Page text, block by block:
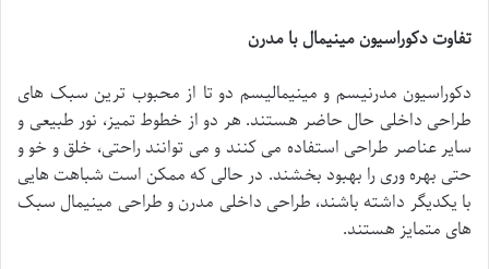
تفاوت دکوراسیون مینیمال با مدرن
دکوراسیون مدرنیسم و ​​مینیمالیسم دو تا از محبوب ترین سبک های
طراحی داخلی حال حاضر هستند. هر دو از خطوط تمیز، نور طبیعی و
سایر عناصر طراحی استفاده می کنند و می توانند راحتی، خلق و خو و
حتی بهره وری را بهبود بخشند. در حالی که ممکن است شباهت هایی
با یکدیگر داشته باشند، طراحی داخلی مدرن و طراحی مینیمال سبک
های متمایز هستند.